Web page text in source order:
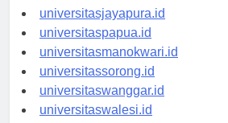
universitassofifi.id
universitasjayapura.id
universitaspapua.id
universitasmanokwari.id
universitassorong.id
universitaswanggar.id